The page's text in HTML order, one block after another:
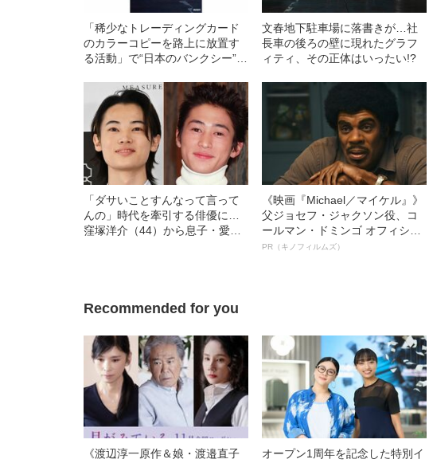
「稀少なトレーディングカード
のカラーコピーを路上に放置す
る活動」で“日本のバンクシー”が
文春地下駐車場に落書きが…社
長車の後ろの壁に現れたグラフ
ィティ、その正体はいったい!?
「ダサいことすんなって言って
んの」時代を牽引する俳優に…
窪塚洋介（44）から息子・愛流
《映画『Michael／マイケル』》
父ジョセフ・ジャクソン役、コ
ールマン・ドミンゴ オフィシャ
ルインタビュー“観客を魅了した
PR（キノフィルムズ）
Recommended for you
《渡辺淳一原作＆娘・渡邉直子
オープン1周年を記念した特別イ